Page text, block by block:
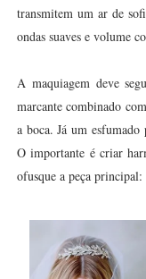
transmitem um ar de
ondas suaves e volume
A maquiagem deve
marcante combinado
a boca. Já um
O importante é criar
ofusque a peça principal: